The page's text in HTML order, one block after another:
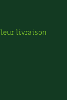
leur livraison